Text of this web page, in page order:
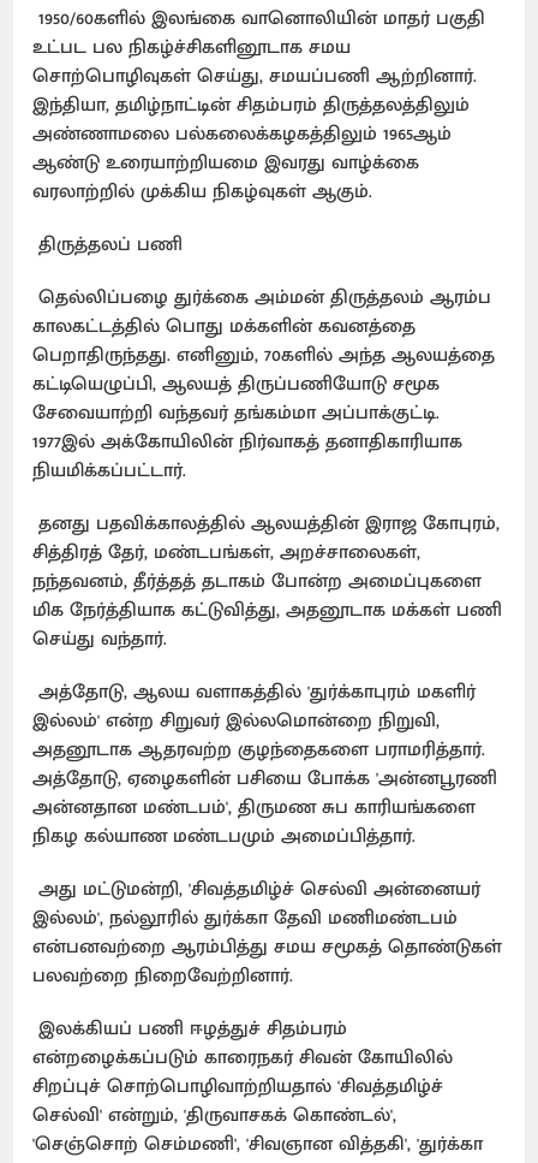
1950/60களில் இலங்கை வானொலியின் மாதர் பகுதி
உட்பட பல நிகழ்ச்சிகளினூடாக சமய
சொற்பொழிவுகள் செய்து, சமயப்பணி ஆற்றினார்.
இந்தியா, தமிழ்நாட்டின் சிதம்பரம் திருத்தலத்திலும்
அண்ணாமலை பல்கலைக்கழகத்திலும் 1965ஆம்
ஆண்டு உரையாற்றியமை இவரது வாழ்க்கை
வரலாற்றில் முக்கிய நிகழ்வுகள் ஆகும்.
திருத்தலப் பணி
தெல்லிப்பழை துர்க்கை அம்மன் திருத்தலம் ஆரம்ப
காலகட்டத்தில் பொது மக்களின் கவனத்தை
பெறாதிருந்தது. எனினும், 70களில் அந்த ஆலயத்தை
கட்டியெழுப்பி, ஆலயத் திருப்பணியோடு சமூக
சேவையாற்றி வந்தவர் தங்கம்மா அப்பாக்குட்டி.
1977இல் அக்கோயிலின் நிர்வாகத் தனாதிகாரியாக
நியமிக்கப்பட்டார்.
தனது பதவிக்காலத்தில் ஆலயத்தின் இராஜ கோபுரம்,
சித்திரத் தேர், மண்டபங்கள், அறச்சாலைகள்,
நந்தவனம், தீர்த்தத் தடாகம் போன்ற அமைப்புகளை
மிக நேர்த்தியாக கட்டுவித்து, அதனூடாக மக்கள் பணி
செய்து வந்தார்.
அத்தோடு, ஆலய வளாகத்தில் 'துர்க்காபுரம் மகளிர்
இல்லம்' என்ற சிறுவர் இல்லமொன்றை நிறுவி,
அதனூடாக ஆதரவற்ற குழந்தைகளை பராமரித்தார்.
அத்தோடு, ஏழைகளின் பசியை போக்க 'அன்னபூரணி
அன்னதான மண்டபம்', திருமண சுப காரியங்களை
நிகழ கல்யாண மண்டபமும் அமைப்பித்தார்.
அது மட்டுமன்றி, 'சிவத்தமிழ்ச் செல்வி அன்னையர்
இல்லம்', நல்லூரில் துர்க்கா தேவி மணிமண்டபம்
என்பனவற்றை ஆரம்பித்து சமய சமூகத் தொண்டுகள்
பலவற்றை நிறைவேற்றினார்.
இலக்கியப் பணி ஈழத்துச் சிதம்பரம்
என்றழைக்கப்படும் காரைநகர் சிவன் கோயிலில்
சிறப்புச் சொற்பொழிவாற்றியதால் 'சிவத்தமிழ்ச்
செல்வி' என்றும், 'திருவாசகக் கொண்டல்',
'செஞ்சொற் செம்மணி', 'சிவஞான வித்தகி', 'துர்க்கா